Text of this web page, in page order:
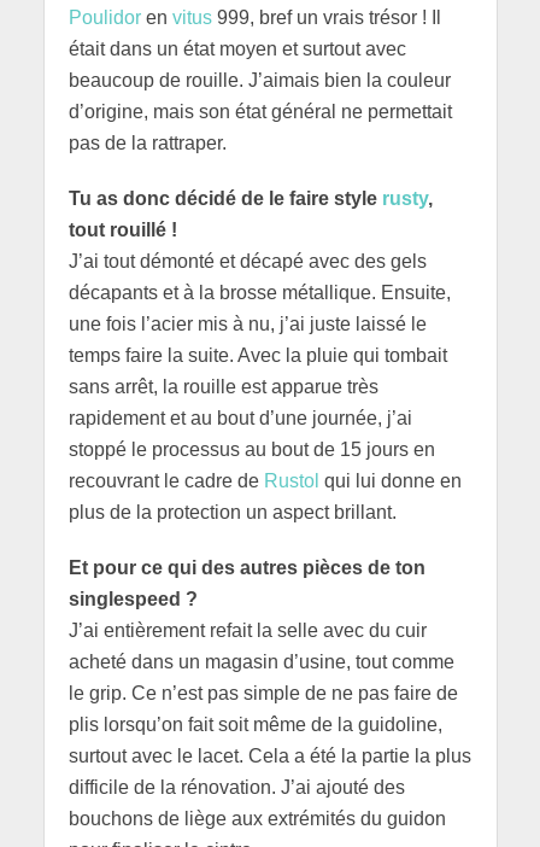
Poulidoren vitus999, bref un vrais trésor ! Il
était dans un état moyen et surtout avec
beaucoup de rouille. J’aimais bien la couleur
d’origine, mais son état général ne permettait
pas de la rattraper.
Tu as donc décidé de le faire style rusty,
tout rouillé !
J’ai tout démonté et décapé avec des gels
décapants et à la brosse métallique. Ensuite,
une fois l’acier mis à nu, j’ai juste laissé le
temps faire la suite. Avec la pluie qui tombait
sans arrêt, la rouille est apparue très
rapidement et au bout d’une journée, j’ai
stoppé le processus au bout de 15 jours en
recouvrant le cadre de Rustol qui lui donne en
plus de la protection un aspect brillant.
Et pour ce qui des autres pièces de ton
singlespeed ?
J’ai entièrement refait la selle avec du cuir
acheté dans un magasin d’usine, tout comme
le grip. Ce n’est pas simple de ne pas faire de
plis lorsqu’on fait soit même de la guidoline,
surtout avec le lacet. Cela a été la partie la plus
difficile de la rénovation. J’ai ajouté des
bouchons de liège aux extrémités du guidon